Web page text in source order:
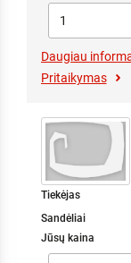
Daugiau
Pritaikymas
Tiekėjas
Sandėliai
Jūsų kaina